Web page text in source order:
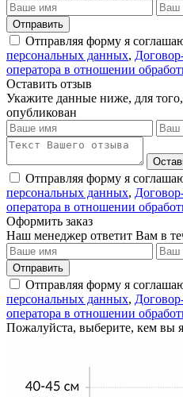
Отправить
Отправляя форму я
персональных данных,
оператора в отношении
Оставить отзыв
Укажите данные ниже, для
опубликован
Отправляя форму я
персональных данных,
оператора в отношении
Оформить заказ
Наш менеджер ответит Вам в
Отправить
Отправляя форму я
персональных данных,
оператора в отношении
Пожалуйста, выберите, кем вы